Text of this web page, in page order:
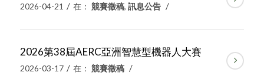
2026-04-21 / 在： 競賽徵稿, 訊息公告 /
2026第38屆AERC亞洲智慧型機器人大賽
2026-03-17 / 在： 競賽徵稿 /